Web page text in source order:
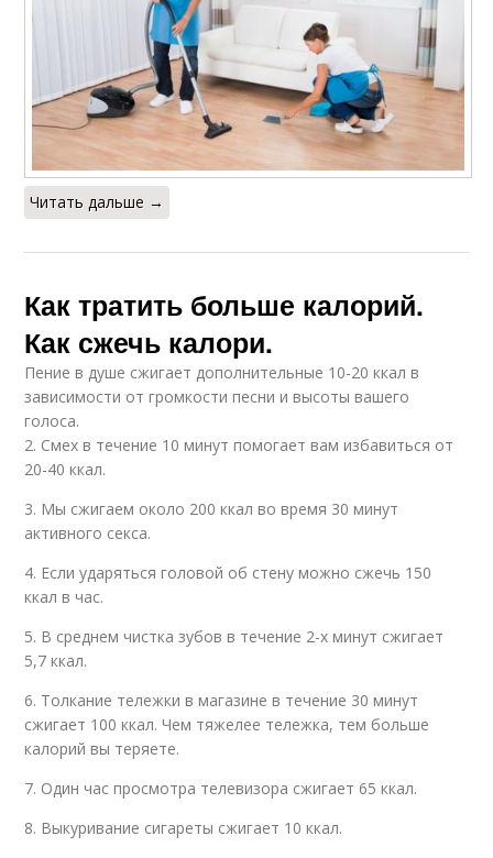
Читать дальше →
Как тратить больше калорий.
Как сжечь калори.
Пение в душе сжигает дополнительные 10-20 ккал в
зависимости от громкости песни и высоты вашего
голоса.
2. Смех в течение 10 минут помогает вам избавиться от
20-40 ккал.
3. Мы сжигаем около 200 ккал во время 30 минут
активного секса.
4. Если ударяться головой об стену можно сжечь 150
ккал в час.
5. В среднем чистка зубов в течение 2-х минут сжигает
5,7 ккал.
6. Толкание тележки в магазине в течение 30 минут
сжигает 100 ккал. Чем тяжелее тележка, тем больше
калорий вы теряете.
7. Один час просмотра телевизора сжигает 65 ккал.
8. Выкуривание сигареты сжигает 10 ккал.